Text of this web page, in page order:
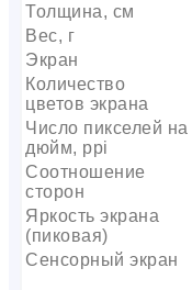
Толщина, см
Вес, г
Экран
Количество
цветов экрана
Число пикселей на
дюйм, ppi
Соотношение
сторон
Яркость экрана
(пиковая)
Сенсорный экран